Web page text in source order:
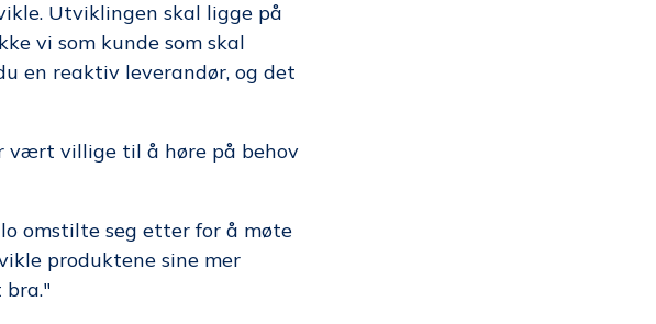
Utviklingen skal ligge på
vi som kunde som skal
en reaktiv leverandør, og det
vært villige til å høre på behov
omstilte seg etter for å møte
produktene sine mer